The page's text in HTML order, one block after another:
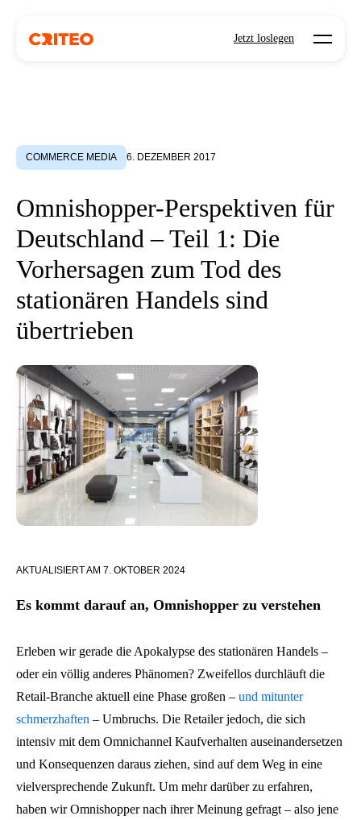
Jetzt loslegen Open
COMMERCE MEDIA 6. DEZEMBER 2017
Omnishopper-Perspektiven für
Deutschland – Teil 1: Die
Vorhersagen zum Tod des
stationären Handels sind
übertrieben
AKTUALISIERT AM 7. OKTOBER 2024
Es kommt darauf an, Omnishopper zu verstehen
Erleben wir gerade die Apokalypse des stationären Handels –
oder ein völlig anderes Phänomen? Zweifellos durchläuft die
Retail-Branche aktuell eine Phase großen – und mitunter
schmerzhaften – Umbruchs. Die Retailer jedoch, die sich
intensiv mit dem Omnichannel Kaufverhalten auseinandersetzen
und Konsequenzen daraus ziehen, sind auf dem Weg in eine
vielversprechende Zukunft. Um mehr darüber zu erfahren,
haben wir Omnishopper nach ihrer Meinung gefragt – also jene